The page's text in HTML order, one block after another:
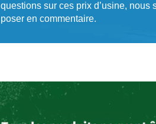
questions sur ces prix d’usine,
poser en commentaire.